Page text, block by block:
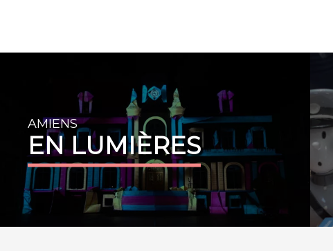
AMIENS
EN LUMIÈRES